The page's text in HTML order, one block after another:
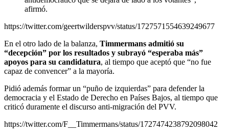
afirmó.
https://twitter.com/geertwilderspvv/status/1727571554639249677
En el otro lado de la balanza, Timmermans admitió su
“decepción” por los resultados y subrayó “esperaba más”
apoyos para su candidatura, al tiempo que aceptó que “no fue
capaz de convencer” a la mayoría.
Pidió además formar un “puño de izquierdas” para defender la
democracia y el Estado de Derecho en Países Bajos, al tiempo que
criticó duramente el discurso anti-migración del PVV.
https://twitter.com/F__Timmermans/status/1727474238792098042